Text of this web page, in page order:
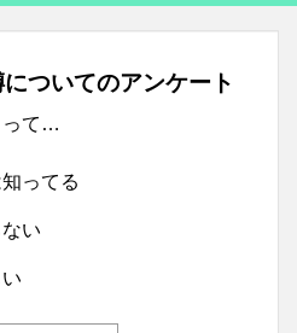
ついてのアンケート
って…
ってる
い